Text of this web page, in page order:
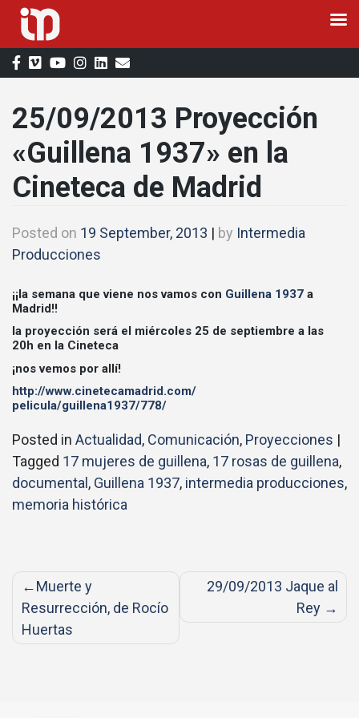
Skip
to
25/09/2013 Proyección
«Guillena 1937» en la
Cineteca de Madrid
Posted on 19 September, 2013 | by Intermedia
Producciones
¡¡la semana que viene nos vamos con Guillena 1937 a
Madrid!!
la proyección será el miércoles 25 de septiembre a las
20h en la Cineteca
¡nos vemos por allí!
http://www.cinetecamadrid.com/
pelicula/guillena1937/778/
Posted in Actualidad, Comunicación, Proyecciones |
Tagged 17 mujeres de guillena, 17 rosas de guillena,
documental, Guillena 1937, intermedia producciones,
memoria histórica
Post
navigation
Muerte y
Resurrección, de Rocío
Huertas
29/09/2013 Jaque al
Rey